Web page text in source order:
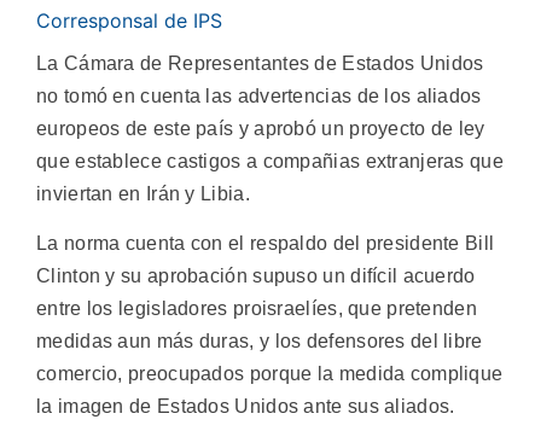
Corresponsal de IPS
La Cámara de Representantes de Estados Unidos
no tomó en cuenta las advertencias de los aliados
europeos de este país y aprobó un proyecto de ley
que establece castigos a compañias extranjeras que
inviertan en Irán y Libia.
La norma cuenta con el respaldo del presidente Bill
Clinton y su aprobación supuso un difícil acuerdo
entre los legisladores proisraelíes, que pretenden
medidas aun más duras, y los defensores del libre
comercio, preocupados porque la medida complique
la imagen de Estados Unidos ante sus aliados.